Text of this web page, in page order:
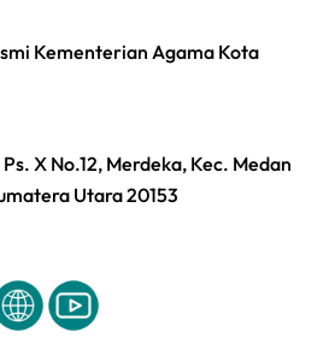
Kementerian Agama Kota
X No.12, Merdeka, Kec. Medan
Utara 20153